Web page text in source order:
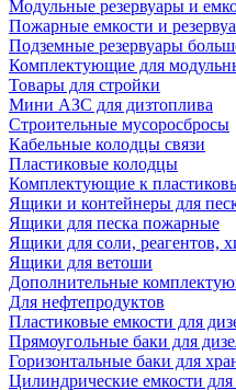
Модульные резервуары и
Пожарные емкости и
Подземные резервуары
Комплектующие для
Товары для стройки
Мини АЗС для дизтоплива
Строительные мусоросбросы
Кабельные колодцы связи
Пластиковые колодцы
Комплектующие к
Ящики и контейнеры для
Ящики для песка пожарные
Ящики для соли, реагентов,
Ящики для ветоши
Дополнительные
Для нефтепродуктов
Пластиковые емкости для
Прямоугольные баки для
Горизонтальные баки для
Цилиндрические емкости